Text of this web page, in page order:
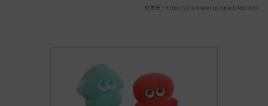
引用元：https://z.wikiwiki.jp/spla3/topic/11